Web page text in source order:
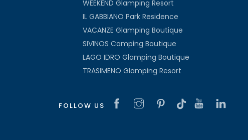
WEEKEND Glamping Resort
IL GABBIANO Park Residence
VACANZE Glamping Boutique
SIVINOS Camping Boutique
LAGO IDRO Glamping Boutique
TRASIMENO Glamping Resort
FOLLOW US